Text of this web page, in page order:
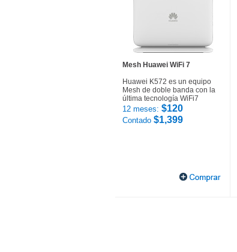
Mesh Huawei WiFi 7
Huawei K572 es un equipo
Mesh de doble banda con la
última tecnología WiFi7
12 meses: $120
Contado $1,399